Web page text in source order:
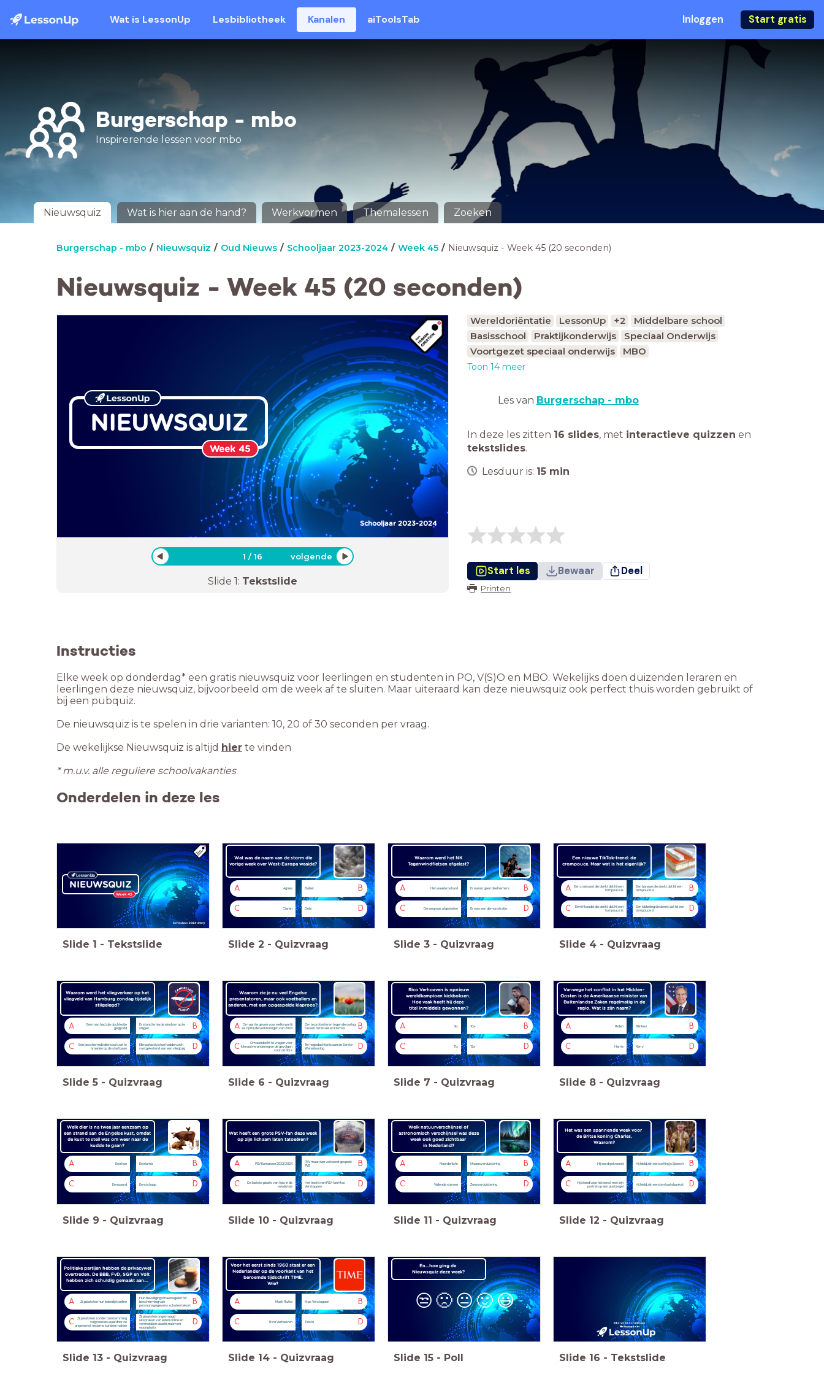
Wat is LessonUp Lesbibliotheek Kanalen aiToolsTab Inloggen Start gratis
Burgerschap - mbo
Inspirerende lessen voor mbo
Nieuwsquiz Wat is hier aan de hand? Werkvormen Themalessen Zoeken
Burgerschap - mbo Nieuwsquiz Oud Nieuws Schooljaar 2023-2024 Week 45 Nieuwsquiz - Week 45 (20 seconden)
Nieuwsquiz - Week 45 (20 seconden)
NIEUWSQUIZ
Week 45
Schooljaar 2023-2024
1 /16 volgende
Slide 1: Tekstslide
Wereldoriëntatie LessonUp +2
Middelbare school
Basisschool
Praktijkonderwijs
Speciaal Onderwijs
Voortgezet speciaal onderwijs
MBO
Toon 14 meer
Les van Burgerschap - mbo
In deze les zitten 16 slides, met interactieve quizzen en
tekstslides.
Lesduur is: 15 min
Start les Bewaar Deel
Printen
Instructies
Elke week op donderdag* een gratis nieuwsquiz voor leerlingen en studenten in PO, V(S)O en MBO. Wekelijks doen duizenden leraren en
leerlingen deze nieuwsquiz, bijvoorbeeld om de week af te sluiten. Maar uiteraard kan deze nieuwsquiz ook perfect thuis worden gebruikt of
bij een pubquiz.
De nieuwsquiz is te spelen in drie varianten: 10, 20 of 30 seconden per vraag.
De wekelijkse Nieuwsquiz is altijd hier te vinden
* m.u.v. alle reguliere schoolvakanties
Onderdelen in deze les
NIEUWSQUIZ
Week 45
Schooljaar 2023-2024
Slide 1 - Tekstslide
Wat was de naam van de storm die
vorige week over West-Europa waaide?
A Agnes B
Babet
C Ciarán D
Debi
Slide 2 - Quizvraag
Waarom werd het NK
Tegenwindfietsen afgelast?
A Het waaide te hard B
Er waren geen deelnemers
C De weg was afgesloten D
Er was een demonstratie
Slide 3 - Quizvraag
Een nieuwe TikTok-trend: de
crompouce. Maar wat is het eigenlijk?
A
Een croissant die denkt dat hij een
tompouce is
B
Een banaan die denkt dat hij een
tompouce is
C
Een frikandel die denkt dat hij een
tompouce is
D
Een kibbeling die denkt dat hij een
tompouce is
Slide 4 - Quizvraag
Waarom werd het vliegverkeer op het
vliegveld van Hamburg zondag tijdelijk
stilgelegd?
A
Een man had zijn dochtertje
gegijzeld
B
Er stond te harde wind om op te
stijgen
C
Een beschermde diersoort zat te
broeden op de startbaan
D
Klimaatactivisten hadden zich
vastgeketend aan een vliegtuig
Slide 5 - Quizvraag
Waarom zie je nu veel Engelse
presentatoren, maar ook voetballers en
anderen, met een opgespelde klaproos?
A
Om aan te geven voor welke partij
ze zijn bij de verkiezingen van 2024
B
Om te protesteren tegen de oorlog
tussen het Israël en Hamas
C
Om aandacht te vragen voor
klimaatverandering en de gevolgen
voor de flora
D
Ter nagedachtenis aan de Eerste
Wereldoorlog
Slide 6 - Quizvraag
Rico Verhoeven is opnieuw
wereldkampioen kickboksen.
Hoe vaak heeft hij deze
titel inmiddels gewonnen?
A 9x B
10x
C 11x D
12x
Slide 7 - Quizvraag
Vanwege het conflict in het Midden-
Oosten is de Amerikaanse minister van
Buitenlandse Zaken regelmatig in de
regio. Wat is zijn naam?
A Biden B
Blinken
C Harris D
Kerry
Slide 8 - Quizvraag
Welk dier is na twee jaar eenzaam op
een strand aan de Engelse kust, omdat
de kust te steil was om weer naar de
kudde te gaan?
A Een koe B
Een lama
C Een paard D
Een schaap
Slide 9 - Quizvraag
Wat heeft een grote PSV-fan deze week
op zijn lichaam laten tatoeëren?
A PSV Kampioen 2023/2024 B
PSV, maar dan verkeerd gespeld:
PVS
C
De laatste plaats van Ajax in de
eredivisie
D
Het hoofd van PSV-fan Max
Verstappen
Slide 10 - Quizvraag
Welk natuurverschijnsel of
astronomisch verschijnsel was deze
week ook goed zichtbaar
in Nederland?
A Noorderlicht B
Maansverduistering
C Vallende sterren D
Zonsverduistering
Slide 11 - Quizvraag
Het was een spannende week voor
de Britse koning Charles.
Waarom?
A Hij werd gekroond B
Hij hield zijn eerste King's Speech
C
Hij stond voor het eerst met zijn
portret op een postzegel
D
Hij hield zijn eerste staatsbanket
Slide 12 - Quizvraag
Politieke partijen hebben de privacywet
overtreden. De BBB, FvD, SGP en Volt
hebben zich schuldig gemaakt aan...
A Zij plaatsten hun ledenlijst online B
Hun beveiligingsmaatregelen ter
bescherming van
persoonsgegevens schoten tekort
C
Zij plaatsten zonder toestemming
volgcookies waardoor ze
ongewenst reclame konden maken
D
Zij plaatsten ongevraagd
uitspraken van leden online en
vermeldden daarbij naam en
woonplaats
Slide 13 - Quizvraag
Voor het eerst sinds 1960 staat er een
Nederlander op de voorkant van het
beroemde tijdschrift TIME.
Wie?
A Mark Rutte B
Max Verstappen
C Rico Verhoeven D
Tiësto
Slide 14 - Quizvraag
En...hoe ging de
Nieuwsquiz deze week?
😒 🙁 😐🙂😃
Slide 15 - Poll
Elke week een nieuwe
Nieuwsquiz in
Slide 16 - Tekstslide